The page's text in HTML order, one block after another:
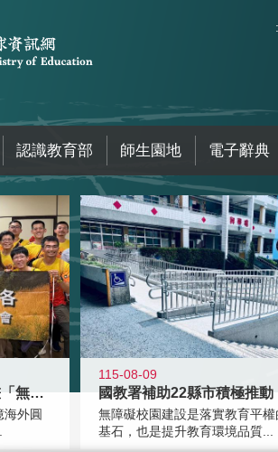
認識教育部 師生園地 電子辭典
青年百億海外圓夢基金計畫「無礙征途
海外圓
115-08-09
無障礙校園建設是落實教育平
基石，也是提升教育環境品質...